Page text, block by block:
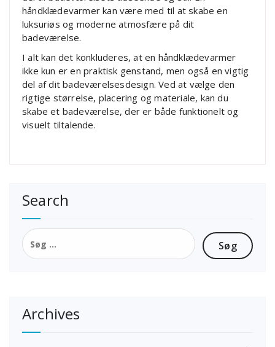
håndklædevarmer kan være med til at skabe en
luksuriøs og moderne atmosfære på dit
badeværelse.
I alt kan det konkluderes, at en håndklædevarmer
ikke kun er en praktisk genstand, men også en vigtig
del af dit badeværelsesdesign. Ved at vælge den
rigtige størrelse, placering og materiale, kan du
skabe et badeværelse, der er både funktionelt og
visuelt tiltalende.
Search
Søg
efter:
Archives